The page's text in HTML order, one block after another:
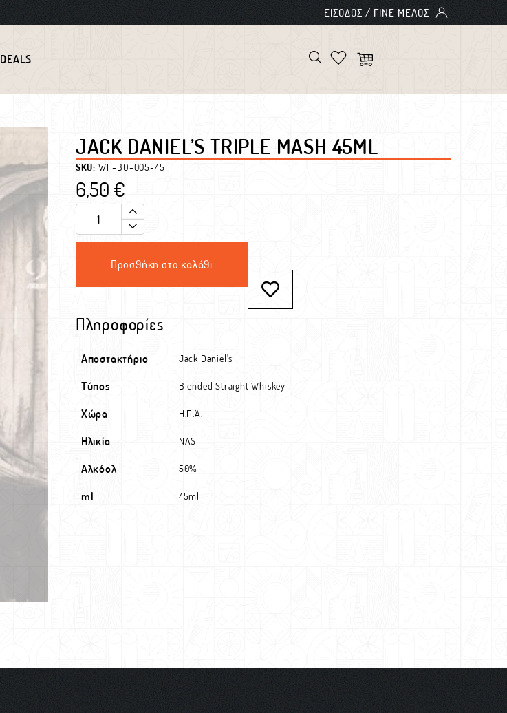
DEALS
JACK DANIEL’S TRIPLE MASH 45ML
SKU: WH-BO-005-45
6,50 €
Προσθήκη στο καλάθι
Πληροφορίες
Αποστακτήριο Jack Daniel's
Τύπος Blended Straight Whiskey
Χώρα Η.Π.Α.
Ηλικία NAS
Αλκόολ 50%
ml 45ml